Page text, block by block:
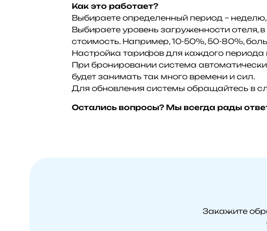
Как это работает?
Выбираете определенный период –
Выбираете уровень загруженности отеля,
стоимость. Например, 10-50%, 50-80%,
Настройка тарифов для каждого периода
При бронировании система
будет занимать так много времени и сил.
Для обновления системы обращайтесь в
Остались вопросы? Мы всегда рады
Закажите